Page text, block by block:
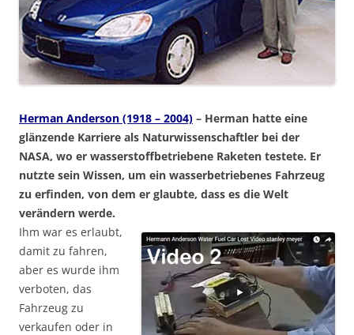
Herman Anderson (1918 – 2004) – Herman hatte eine
glänzende Karriere als Naturwissenschaftler bei der
NASA, wo er wasserstoffbetriebene Raketen testete. Er
nutzte sein Wissen, um ein wasserbetriebenes Fahrzeug
zu erfinden, von dem er glaubte, dass es die Welt
verändern werde.
Ihm war es erlaubt,
damit zu fahren,
aber es wurde ihm
verboten, das
Fahrzeug zu
verkaufen oder in